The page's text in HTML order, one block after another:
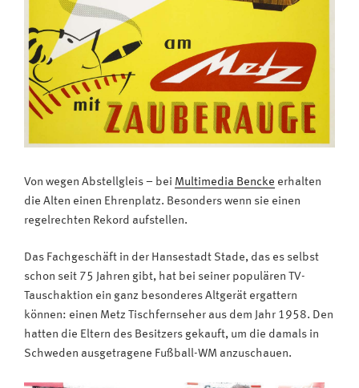
Von wegen Abstellgleis – bei Multimedia Bencke erhalten
die Alten einen Ehrenplatz. Besonders wenn sie einen
regelrechten Rekord aufstellen.
Das Fachgeschäft in der Hansestadt Stade, das es selbst
schon seit 75 Jahren gibt, hat bei seiner populären TV-
Tauschaktion ein ganz besonderes Altgerät ergattern
können: einen Metz Tischfernseher aus dem Jahr 1958. Den
hatten die Eltern des Besitzers gekauft, um die damals in
Schweden ausgetragene Fußball-WM anzuschauen.